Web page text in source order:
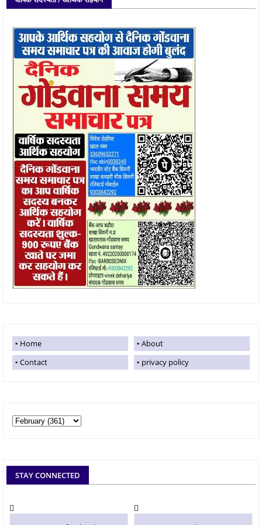
Home
About
Contact
privacy policy
STAY CONNECTED